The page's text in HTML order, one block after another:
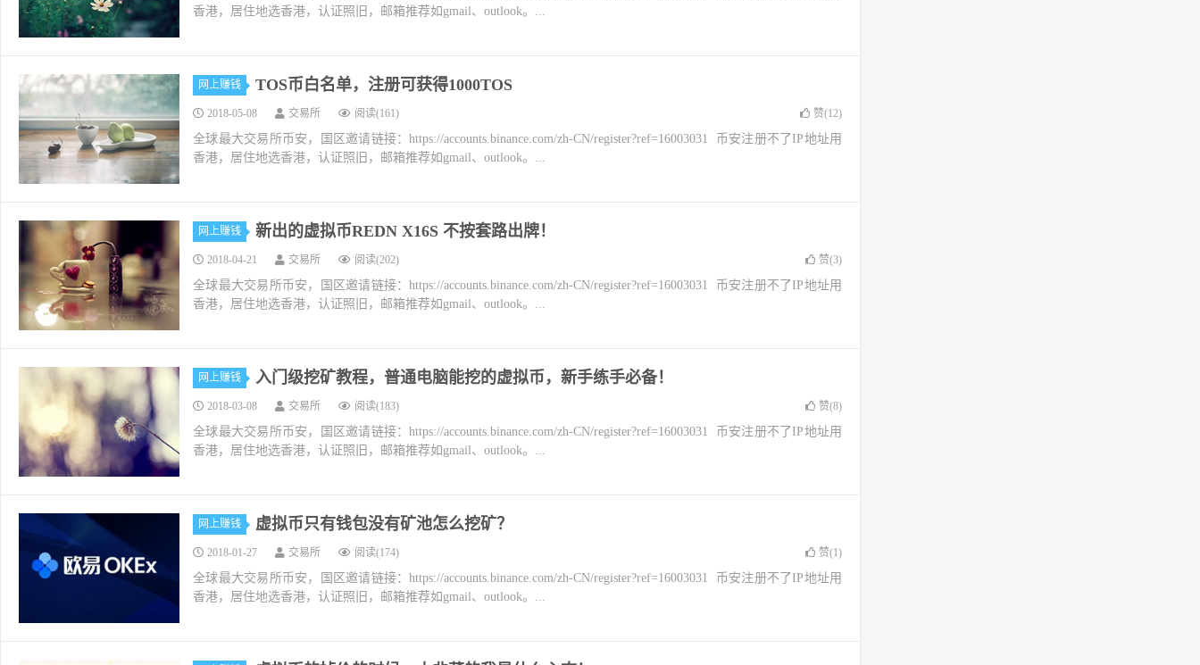
香港，居住地选香港，认证照旧，邮箱推荐如gmail、outlook。...
网上赚钱 TOS币白名单，注册可获得1000TOS
2018-05-08 交易所 阅读(161) 赞(12)
全球最大交易所币安，国区邀请链接：https://accounts.binance.com/zh-CN/register?ref=16003031 币安注册不了IP地址用
香港，居住地选香港，认证照旧，邮箱推荐如gmail、outlook。...
网上赚钱 新出的虚拟币REDN X16S 不按套路出牌！
2018-04-21 交易所 阅读(202) 赞(3)
全球最大交易所币安，国区邀请链接：https://accounts.binance.com/zh-CN/register?ref=16003031 币安注册不了IP地址用
香港，居住地选香港，认证照旧，邮箱推荐如gmail、outlook。...
网上赚钱 入门级挖矿教程，普通电脑能挖的虚拟币，新手练手必备！
2018-03-08 交易所 阅读(183) 赞(8)
全球最大交易所币安，国区邀请链接：https://accounts.binance.com/zh-CN/register?ref=16003031 币安注册不了IP地址用
香港，居住地选香港，认证照旧，邮箱推荐如gmail、outlook。...
网上赚钱 虚拟币只有钱包没有矿池怎么挖矿？
2018-01-27 交易所 阅读(174) 赞(1)
全球最大交易所币安，国区邀请链接：https://accounts.binance.com/zh-CN/register?ref=16003031 币安注册不了IP地址用
香港，居住地选香港，认证照旧，邮箱推荐如gmail、outlook。...